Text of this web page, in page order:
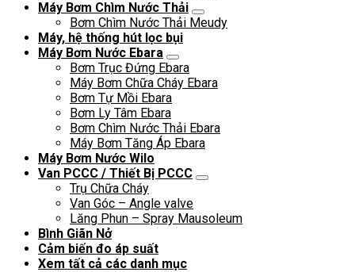
Máy Bơm Chìm Nước Thải
Bơm Chìm Nước Thải Meudy
Máy, hệ thống hút lọc bụi
Máy Bơm Nước Ebara
Bơm Trục Đứng Ebara
Máy Bơm Chữa Cháy Ebara
Bơm Tự Mồi Ebara
Bơm Ly Tâm Ebara
Bơm Chìm Nước Thải Ebara
Máy Bơm Tăng Áp Ebara
Máy Bơm Nước Wilo
Van PCCC / Thiết Bị PCCC
Trụ Chữa Cháy
Van Góc – Angle valve
Lăng Phun – Spray Mausoleum
Bình Giãn Nở
Cảm biến đo áp suất
Xem tất cả các danh mục